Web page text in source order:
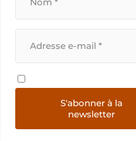
S'abonner à la
newsletter